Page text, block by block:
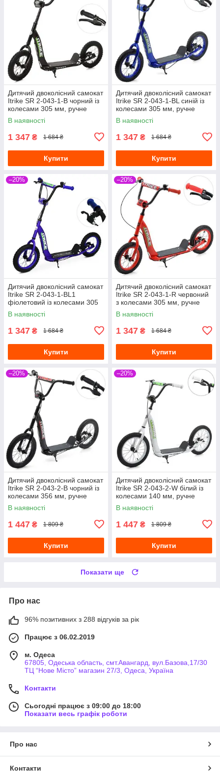
Дитячий двоколісний самокат
Itrike SR 2-043-1-B чорний із
колесами 305 мм, ручне
гальмо
В наявності
1 347 ₴ 1 684 ₴
Купити
Дитячий двоколісний самокат
Itrike SR 2-043-1-BL синій із
колесами 305 мм, ручне
гальмо
В наявності
1 347 ₴ 1 684 ₴
Купити
–20%
Дитячий двоколісний самокат
Itrike SR 2-043-1-BL1
фіолетовий із колесами 305
мм, ручне гальмо
В наявності
1 347 ₴ 1 684 ₴
Купити
–20%
Дитячий двоколісний самокат
Itrike SR 2-043-1-R червоний
з колесами 305 мм, ручне
гальмо
В наявності
1 347 ₴ 1 684 ₴
Купити
–20%
Дитячий двоколісний самокат
Itrike SR 2-043-2-B чорний із
колесами 356 мм, ручне
гальмо
В наявності
1 447 ₴ 1 809 ₴
Купити
–20%
Дитячий двоколісний самокат
Itrike SR 2-043-2-W білий із
колесами 140 мм, ручне
гальмо
В наявності
1 447 ₴ 1 809 ₴
Купити
Показати ще
Про нас
96% позитивних з 288 відгуків за рік
Працює з 06.02.2019
м. Одеса
67805, Одеська область, смт.Авангард, вул.Базова,17/30
ТЦ “Нове Місто” магазин 27/3, Одеса, Україна
Контакти
Сьогодні працює з 09:00 до 18:00
Показати весь графік роботи
Про нас
Контакти